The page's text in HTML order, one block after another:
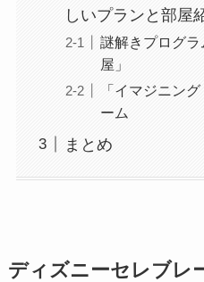
しいプランと部屋
謎解きプログ
屋」
「イマジニン
ーム
まとめ
ディズニーセレブレ